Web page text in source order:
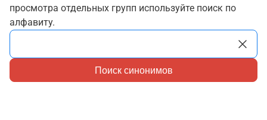
просмотра отдельных групп используйте поиск по
алфавиту.
Поиск синонимов